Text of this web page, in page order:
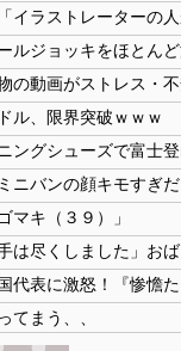
ル、限界突破ｗｗｗ
ニバンの顔キモすぎ
マキ（３９）」
は尽くしました」お
てまう、、